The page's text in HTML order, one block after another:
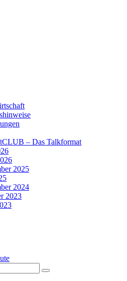
– Das Talkformat
2025
2024
2023